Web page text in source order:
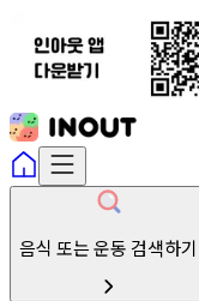
음식 또는 운동 검색하기